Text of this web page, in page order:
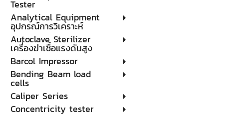
Tester
Analytical Equipment
อุปกรณ์การวิเคราะห์
Autoclave Sterilizer
เครื่องฆ่าเชื้อแรงดันสูง
Barcol Impressor
Bending Beam load
cells
Caliper Series
Concentricity tester